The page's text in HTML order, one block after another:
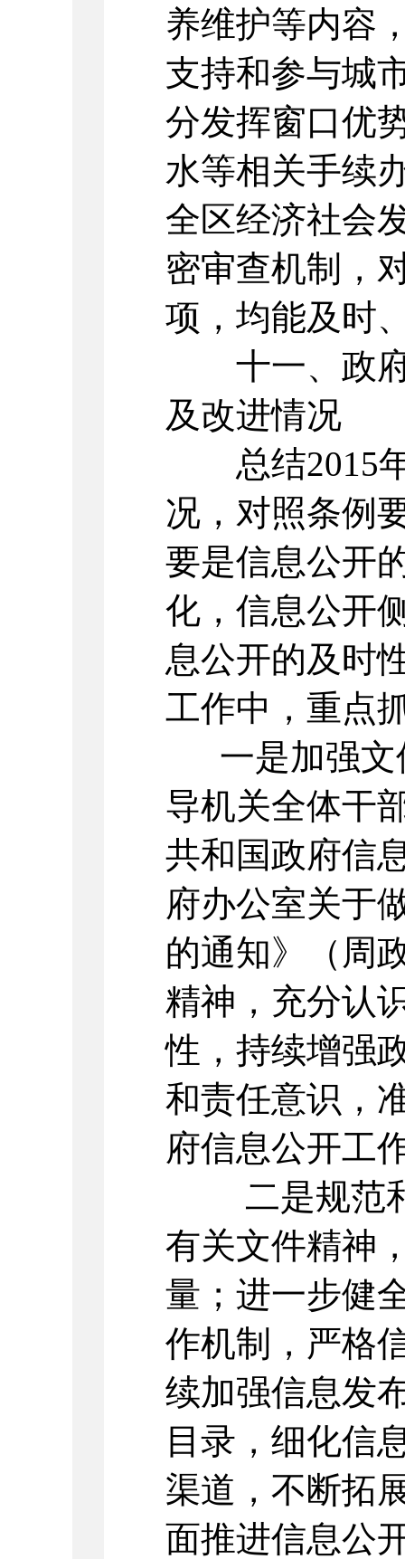
养维护等内容
支持和参与城
分发挥窗口优
水等相关手续
全区经济社会
密审查机制，
项，均能及时
十一、政府
及改进情况
总结2015年
况，对照条例
要是信息公开
化，信息公开
息公开的及时
工作中，重点
一是加强文
导机关全体干
共和国政府信
府办公室关于
的通知》（周
精神，充分认
性，持续增强
和责任意识，
府信息公开工
二是规范和
有关文件精神
量；进一步健
作机制，严格
续加强信息发
目录，细化信
渠道，不断拓
面推进信息公